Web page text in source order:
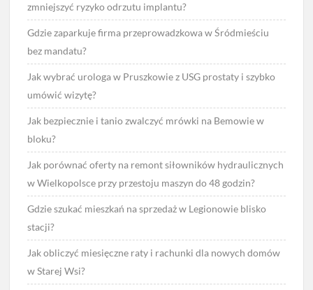
zmniejszyć ryzyko odrzutu implantu?
Gdzie zaparkuje firma przeprowadzkowa w Śródmieściu
bez mandatu?
Jak wybrać urologa w Pruszkowie z USG prostaty i szybko
umówić wizytę?
Jak bezpiecznie i tanio zwalczyć mrówki na Bemowie w
bloku?
Jak porównać oferty na remont siłowników hydraulicznych
w Wielkopolsce przy przestoju maszyn do 48 godzin?
Gdzie szukać mieszkań na sprzedaż w Legionowie blisko
stacji?
Jak obliczyć miesięczne raty i rachunki dla nowych domów
w Starej Wsi?